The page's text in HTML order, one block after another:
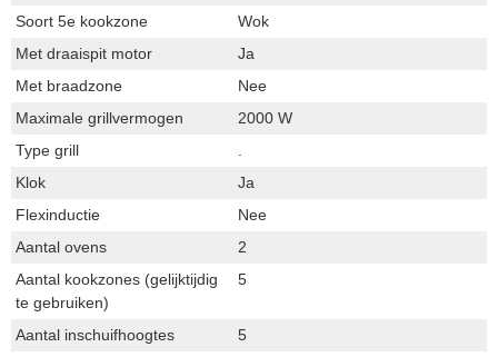
Soort 5e kookzone
Wok
Met draaispit motor
Ja
Met braadzone
Nee
Maximale grillvermogen
2000 W
Type grill
.
Klok
Ja
Flexinductie
Nee
Aantal ovens
2
Aantal kookzones (gelijktijdig
te gebruiken)
5
Aantal inschuifhoogtes
5